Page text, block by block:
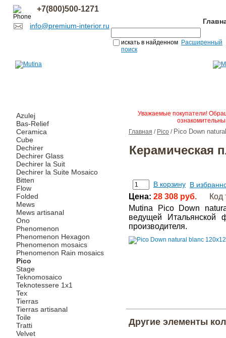
+7(800)500-1271
info@premium-interior.ru
искать в найденном Расширенный
поиск
Azulej
Bas-Relief
Ceramica
Cube
Dechirer
Dechirer Glass
Dechirer la Suit
Dechirer la Suite Mosaico
Bitten
Flow
Folded
Mews
Mews artisanal
Ono
Phenomenon
Phenomenon Hexagon
Phenomenon mosaics
Phenomenon Rain mosaics
Pico
Stage
Teknomosaico
Teknotessere 1x1
Tex
Tierras
Tierras artisanal
Toile
Tratti
Velvet
Уважаемые покупатели!
Главная / Pico / Pico Down
Керамическая
В корзину В
Цена: 28 308 руб.
Код
Mutina Pico Down
ведущей Итальянской
производителя.
Другие элементы